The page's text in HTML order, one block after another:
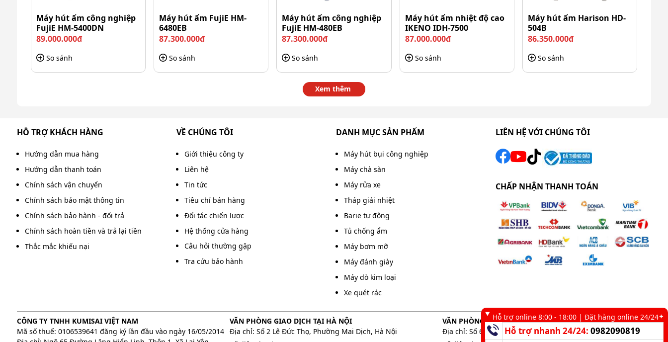
Cấu thành từ chất liệu siêu bền
hiện công việc vệ sinh liên tục mà không cần bổ sung thường xuyên.
Bên cạnh đó, khả năng chứa lượng nước và rác thải hợp lý còn hạn chế số lần thay nước trong quá trình
làm việc. Điều này không chỉ tiết kiệm thời gian mà còn góp phần nâng cao hiệu quả vệ sinh, đặc biệt tại
các văn phòng, trường học hay khách sạn.
Bánh xe chắc chắn, xoay linh hoạt
Kumisai AF08088 được trang bị hệ thống bánh xe chất lượng cao có khả năng xoay đa hướng. Nhờ đó, việc
di chuyển trở nên nhẹ nhàng và thuận tiện hơn. Người dùng có thể dễ dàng đẩy xe qua các khu vực làm
việc mà không cần dùng quá nhiều lực.
Đặc biệt, bánh xe vận hành êm ái trên nhiều loại bề mặt sàn khác nhau như gạch men, đá hoa cương hoặc
sàn epoxy. Nhân viên vệ sinh có thể linh hoạt thay đổi hướng di chuyển, tiết kiệm công sức và nâng cao
Một trong những điểm nổi bật của Kumisai AF08088 là bộ ép nước được tích hợp trực tiếp trên xe. Thiết kế
này hỗ trợ người dùng vắt cây lau nhanh chóng và hiệu quả, loại bỏ lượng nước thừa chỉ trong vài thao tác
Máy hút ẩm công nghiệp
FujiE HM-5400DN
89.000.000đ
So sánh
Máy hút ẩm FujiE HM-
6480EB
87.300.000đ
So sánh
Máy hút ẩm công nghiệp
FujiE HM-480EB
87.300.000đ
So sánh
Máy hút ẩm nhiệt độ cao
IKENO IDH-7500
87.000.000đ
So sánh
Máy hút ẩm Harison HD-
504B
86.350.000đ
So sánh
Xem thêm
HỖ TRỢ KHÁCH HÀNG
Hướng dẫn mua hàng
Hướng dẫn thanh toán
Chính sách vận chuyển
Chính sách bảo mật thông tin
Chính sách bảo hành - đổi trả
Chính sách hoàn tiền và trả lại tiền
Thắc mắc khiếu nại
VỀ CHÚNG TÔI
Giới thiệu công ty
Liên hệ
Tin tức
Tiêu chí bán hàng
Đối tác chiến lược
Hệ thống cửa hàng
Câu hỏi thường gặp
Tra cứu bảo hành
DANH MỤC SẢN PHẨM
Máy hút bụi công nghiệp
Máy chà sàn
Máy rửa xe
Tháp giải nhiệt
Barie tự động
Tủ chống ẩm
Máy bơm mỡ
Máy đánh giày
Máy dò kim loại
Xe quét rác
LIÊN HỆ VỚI CHÚNG TÔI
CHẤP NHẬN THANH TOÁN
CÔNG TY TNHH KUMISAI VIỆT NAM
Mã số thuế: 0106539641 đăng ký lần đầu vào ngày 16/05/2014
VĂN PHÒNG GIAO DỊCH TẠI HÀ NỘI
Địa chỉ: Số 2 Lê Đức Thọ, Phường Mai Dịch, Hà Nội
VĂN PHÒNG GIAO DỊCH TẠI TP. HCM
Địa chỉ: Số 6 kênh 19/5, Phường Tân Sơn Nhì, TP. HCM
Hỗ trợ online 8:00 - 18:00 | Đặt hàng online 24/24
Hỗ trợ nhanh 24/24:0982090819